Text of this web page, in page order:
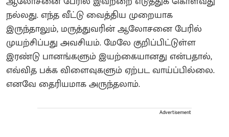
நல்லது. எந்த வீட்டு வைத்திய முறையாக
இருந்தாலும், மருத்துவரின் ஆலோசனை பேரில்
முயற்சிப்பது அவசியம். மேலே குறிப்பிட்டுள்ள
இரண்டு பானங்களும் இயற்கையானது என்பதால்,
எவ்வித பக்க விளைவுகளும் ஏற்பட வாய்ப்பில்லை.
எனவே தைரியமாக அருந்தலாம்.
Advertisement